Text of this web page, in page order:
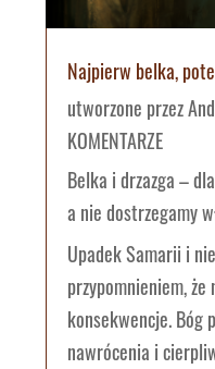
Najpierw belka,
utworzone przez
KOMENTARZE
Belka i drzazga –
a nie dostrzegamy
Upadek Samarii i
przypomnieniem,
konsekwencje. Bóg
nawrócenia i